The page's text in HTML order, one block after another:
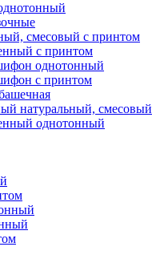
смесовый с принтом
с принтом
однотонный
с принтом
натуральный, смесовый
однотонный